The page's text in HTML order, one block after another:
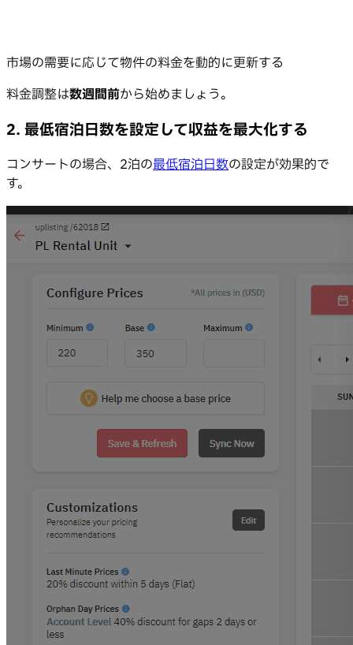
市場の需要に応じて物件の料金を動的に更新する
料金調整は数週間前から始めましょう。
2. 最低宿泊日数を設定して収益を最大化する
コンサートの場合、2泊の最低宿泊日数の設定が効果的で
す。